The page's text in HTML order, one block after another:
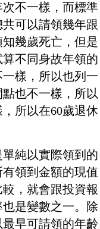
不一樣，而標準
可以請領幾年跟
幾歲死亡，但是
不同身故年領的
樣，所以也列一
也不一樣，所以
所以在60歲退休
純以實際領到的
領到金額的現值
，就會跟投資報
是變數之一。除
早可請領的年齡